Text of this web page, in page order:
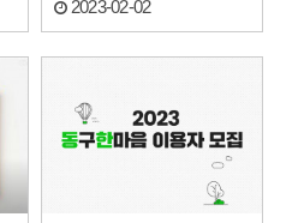
2023-02-02